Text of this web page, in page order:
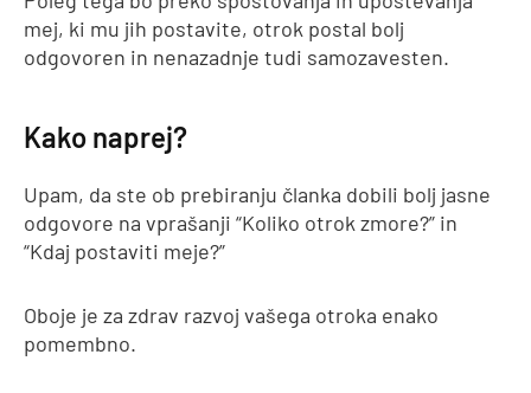
mej, ki mu jih postavite, otrok postal bolj
odgovoren in nenazadnje tudi samozavesten.
Kako naprej?
Upam, da ste ob prebiranju članka dobili bolj jasne
odgovore na vprašanji “Koliko otrok zmore?” in
“Kdaj postaviti meje?”
Oboje je za zdrav razvoj vašega otroka enako
pomembno.